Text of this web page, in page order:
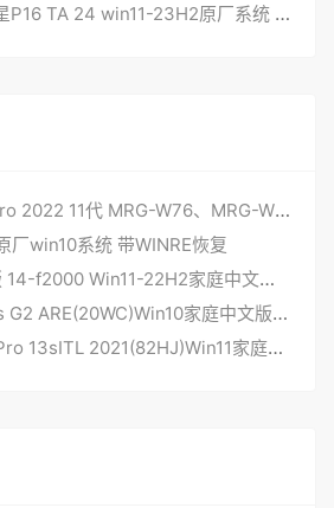
七彩虹ColorFul 隐星P16 TA 24 win11-23H2原厂系统 带COLORFUL一键还原
华为MateBook X Pro 2022 11代 MRG-W76、MRG-W56 原厂windows11系统工厂模式 带F10华为智能一键还原
厂win10系统 带WINRE恢复
惠普HP 星14青春版 14-f2000 Win11-22H2家庭中文版 原厂oem系统
联想Thinkbook 13s G2 ARE(20WC)Win10家庭中文版 原厂oem系统
联想Lenovo Yoga Pro 13sITL 2021(82HJ)Win11家庭中文版 原厂oem系统